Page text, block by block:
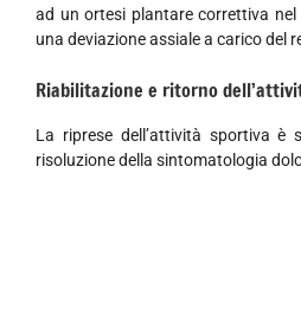
ad un ortesi plantare correttiva
una deviazione assiale a carico del
Riabilitazione e ritorno
La riprese dell’attività sportiva è
risoluzione della sintomatologia